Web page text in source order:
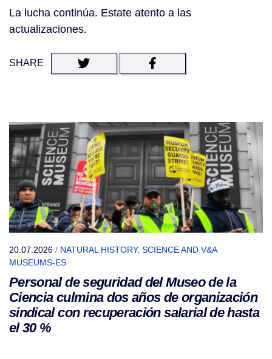
La lucha continúa. Estate atento a las
actualizaciones.
SHARE
20.07.2026 / NATURAL HISTORY, SCIENCE AND V&A
MUSEUMS-ES
Personal de seguridad del Museo de la
Ciencia culmina dos años de organización
sindical con recuperación salarial de hasta
el 30 %